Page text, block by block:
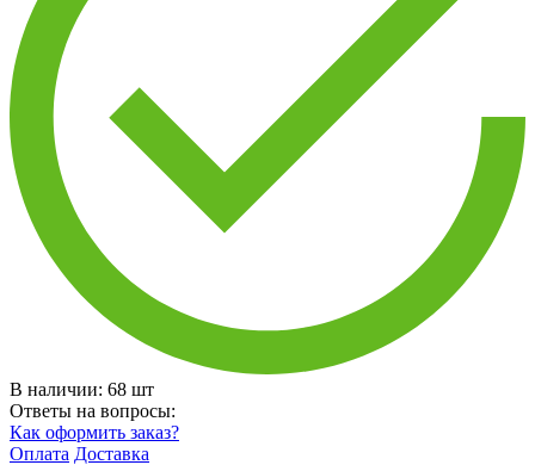
В наличии: 68 шт
Ответы на вопросы:
Как оформить заказ?
Оплата Доставка